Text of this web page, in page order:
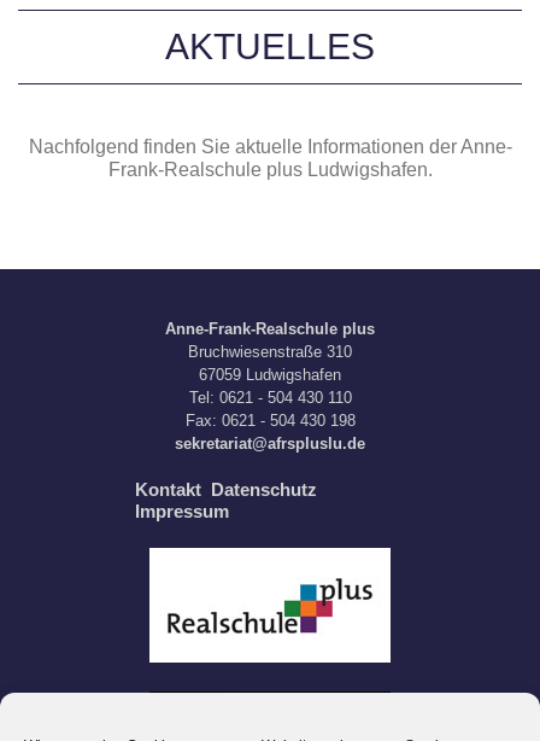
AKTUELLES
Nachfolgend finden Sie aktuelle Informationen der Anne-
Frank-Realschule plus Ludwigshafen.
Anne-Frank-Realschule plus
Bruchwiesenstraße 310
67059 Ludwigshafen
Tel: 0621 - 504 430 110
Fax: 0621 - 504 430 198
sekretariat@afrspluslu.de
Kontakt
Datenschutz
Impressum